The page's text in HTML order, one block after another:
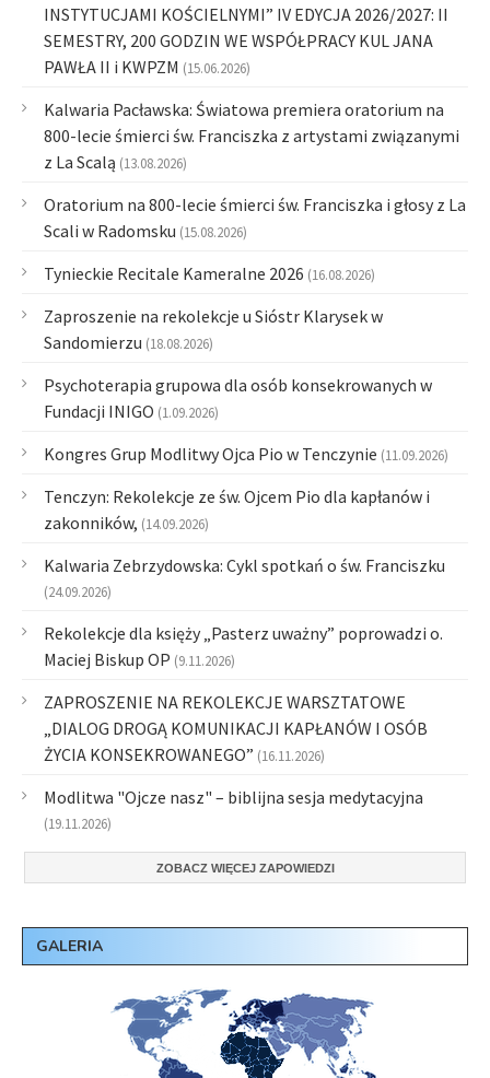
INSTYTUCJAMI KOŚCIELNYMI” IV EDYCJA 2026/2027: II
SEMESTRY, 200 GODZIN WE WSPÓŁPRACY KUL JANA
PAWŁA II i KWPZM (15.06.2026)
Kalwaria Pacławska: Światowa premiera oratorium na
800-lecie śmierci św. Franciszka z artystami związanymi
z La Scalą (13.08.2026)
Oratorium na 800-lecie śmierci św. Franciszka i głosy z La
Scali w Radomsku (15.08.2026)
Tynieckie Recitale Kameralne 2026 (16.08.2026)
Zaproszenie na rekolekcje u Sióstr Klarysek w
Sandomierzu (18.08.2026)
Psychoterapia grupowa dla osób konsekrowanych w
Fundacji INIGO (1.09.2026)
Kongres Grup Modlitwy Ojca Pio w Tenczynie (11.09.2026)
Tenczyn: Rekolekcje ze św. Ojcem Pio dla kapłanów i
zakonników, (14.09.2026)
Kalwaria Zebrzydowska: Cykl spotkań o św. Franciszku
(24.09.2026)
Rekolekcje dla księży „Pasterz uważny” poprowadzi o.
Maciej Biskup OP (9.11.2026)
ZAPROSZENIE NA REKOLEKCJE WARSZTATOWE
„DIALOG DROGĄ KOMUNIKACJI KAPŁANÓW I OSÓB
ŻYCIA KONSEKROWANEGO” (16.11.2026)
Modlitwa "Ojcze nasz" – biblijna sesja medytacyjna
(19.11.2026)
ZOBACZ WIĘCEJ ZAPOWIEDZI
GALERIA